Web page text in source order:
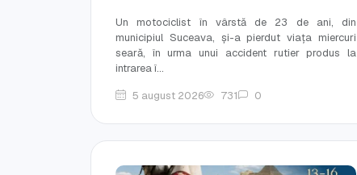
Un motociclist în vârstă de 23 de ani, din
municipiul Suceava, și-a pierdut viața miercuri
seară, în urma unui accident rutier produs la
intrarea î...
5 august 2026
731 0